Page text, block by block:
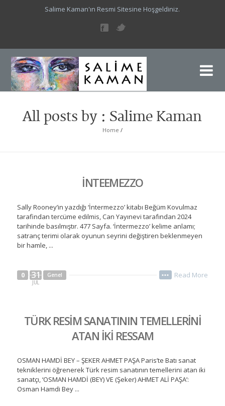
Salime Kaman'ın Resmi Sitesine Hoşgeldiniz.
All posts by : Salime Kaman
Home /
İNTEEMEZZO
Sally Rooney’in yazdığı ‘İntermezzo’ kitabı Beğüm Kovulmaz
tarafindan tercüme edilmis, Can Yayınevi tarafından 2024
tarihinde basılmıştır. 477 Sayfa. ‘İntermezzo’ kelime anlamı;
satranç terimi olarak oyunun seyrini değiştiren beklenmeyen
bir hamle, ...
0 31
JUL
Genel Read More
•••
TÜRK RESİM SANATININ TEMELLERİNİ
ATAN İKİ RESSAM
OSMAN HAMDİ BEY – ŞEKER AHMET PAŞA Paris’te Batı sanat
tekniklerini öğrenerek Türk resim sanatının temellerini atan iki
sanatçı, ‘OSMAN HAMDİ (BEY) VE (Şeker) AHMET ALİ PAŞA’:
Osman Hamdi Bey ...